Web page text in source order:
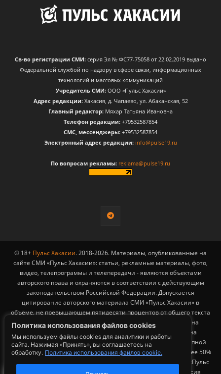
Политика использования файлов cookies
Мы используем файлы cookies для аналитики и работы
сайта. Нажимая «Принять», вы соглашаетесь на
обработку. Политика использования файлов cookie.
Св-во регистрации СМИ: серия Эл № ФС77-75058 от 22.02.2019 выдано
Федеральной службой по надзору в сфере связи, информационных
технологий и массовых коммуникаций
Учредитель СМИ:ООО «Пульс Хакасии»
Адрес редакции:Хакасия, д. Чапаево, ул. Абаканская, 52
Главный редактор: Мяхар Татьяна Ивановна
Телефон редакции: +79532587854
CМС, мессенджеры: +79532587854
Электронный адрес редакции: info@pulse19.ru
По вопросам рекламы: reklama@pulse19.ru
© 18+ Пульс Хакасии. 2018-2026. Материалы, опубликованные на
сайте СМИ «Пульс Хакасии»: статьи, рекламные материалы, фото,
видео, телепрограммы и телепередачи - являются объектами
авторского права и охраняются в соответствии с действующим
законодательством Российской Федерации. Допускается
цитирование авторского материала СМИ «Пульс Хакасии» в
объёме, не превышающем пятидесяти процентов от общего текста
публикации с обязательным размещением гиперссылки на
страницу заимствования материала. Гиперссылка должна
размещаться в тексте цитируемого материала и быть доступной
для индексации поисковыми системами. Заимствование более 50%
общего объема материала, опубликованного на сайте СМИ «Пульс
Хакасии», возможно исключительно с письменного согласия